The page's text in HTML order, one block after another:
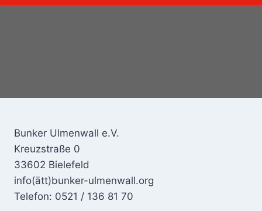
Bunker Ulmenwall e.V.
Kreuzstraße 0
33602 Bielefeld
info(ätt)bunker-ulmenwall.org
Telefon: 0521 / 136 81 70